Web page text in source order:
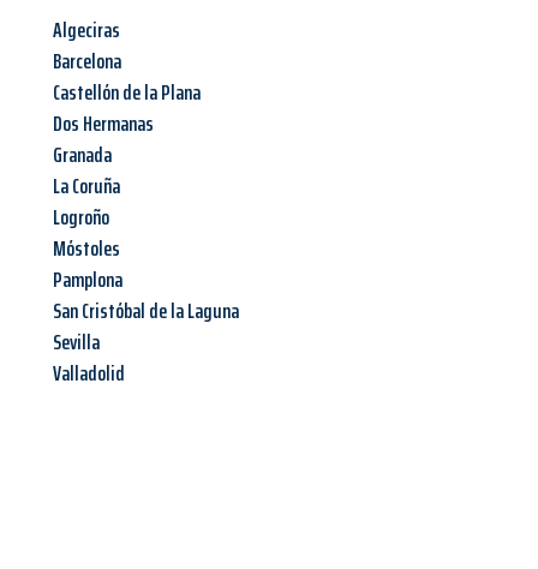
Algeciras
Barcelona
Castellón de la Plana
Dos Hermanas
Granada
La Coruña
Logroño
Móstoles
Pamplona
San Cristóbal de la Laguna
Sevilla
Valladolid